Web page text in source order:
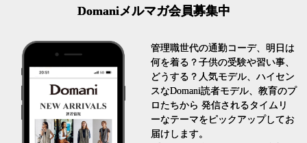
Domaniメルマガ会員募集中
管理職世代の通勤コーデ、明日は
何を着る？子供の受験や習い事、
どうする？人気モデル、ハイセン
スなDomani読者モデル、教育のプ
ロたちから 発信されるタイムリ
ーなテーマをピックアップしてお
届けします。